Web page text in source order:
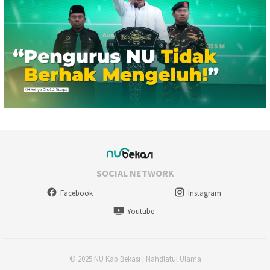
SOCIAL NETWORK
Facebook
Instagram
Youtube
© 2025 NU Kab Bekasi | Nahdlatul Ulama